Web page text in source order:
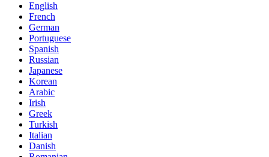
English
French
German
Portuguese
Spanish
Russian
Japanese
Korean
Arabic
Irish
Greek
Turkish
Italian
Danish